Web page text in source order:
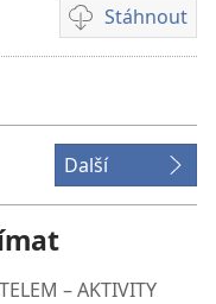
Stáhnout
Formáty
videonahrávek
Další
– AKTIVITY